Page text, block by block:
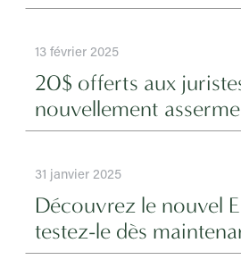
13 février 2025
20$ offerts aux
nouvellement
31 janvier 2025
Découvrez le nouvel
testez-le dès